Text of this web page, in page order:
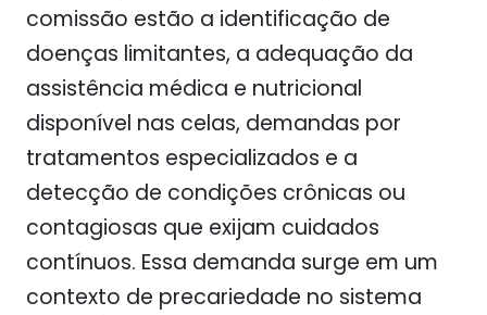
comissão estão a identificação de
doenças limitantes, a adequação da
assistência médica e nutricional
disponível nas celas, demandas por
tratamentos especializados e a
detecção de condições crônicas ou
contagiosas que exijam cuidados
contínuos. Essa demanda surge em um
contexto de precariedade no sistema